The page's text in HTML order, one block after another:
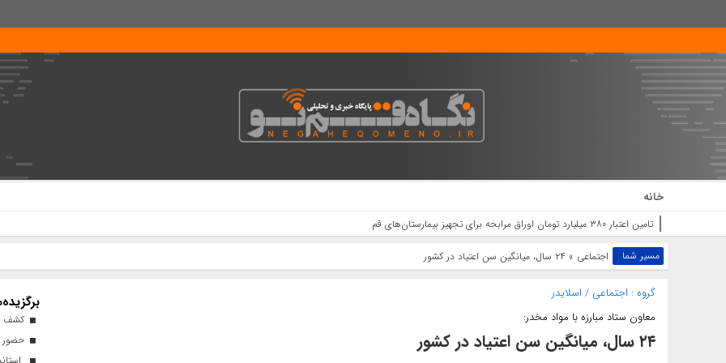
خانه
حضور حماسی و باشکو
مسیر شما اجتماعی » ۲۴ سال، میانگین سن اعتیاد در کشور
گروه : اجتماعی / اسلایدر
معاون ستاد مبارزه با مواد مخدر:
۲۴ سال، میانگین سن اعتیاد در کشور
کشف ۹ دستگاه استخراج ارز دیجیتال غیرمجاز در قم
حضور